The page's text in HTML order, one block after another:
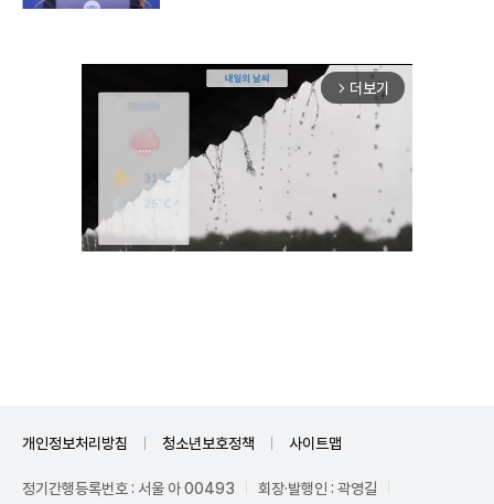
arrow_forward_ios 더보기
개인정보처리방침 청소년보호정책 사이트맵
정기간행등록번호 : 서울 아 00493 회장·발행인 : 곽영길